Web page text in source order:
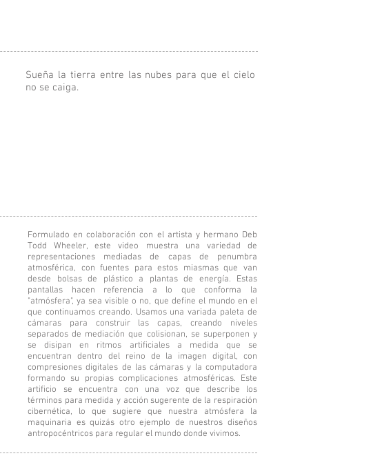
Sueña la tierra entre las nubes para que el cielo
no se caiga.
Formulado en colaboración con el artista y hermano Deb
Todd Wheeler, este video muestra una variedad de
representaciones mediadas de capas de penumbra
atmosférica, con fuentes para estos miasmas que van
desde bolsas de plástico a plantas de energía. Estas
pantallas hacen referencia a lo que conforma la
"atmósfera", ya sea visible o no, que define el mundo en el
que continuamos creando. Usamos una variada paleta de
cámaras para construir las capas, creando niveles
separados de mediación que colisionan, se superponen y
se disipan en ritmos artificiales a medida que se
encuentran dentro del reino de la imagen digital, con
compresiones digitales de las cámaras y la computadora
formando su propias complicaciones atmosféricas. Este
artificio se encuentra con una voz que describe los
términos para medida y acción sugerente de la respiración
cibernética, lo que sugiere que nuestra atmósfera la
maquinaria es quizás otro ejemplo de nuestros diseños
antropocéntricos para regular el mundo donde vivimos.